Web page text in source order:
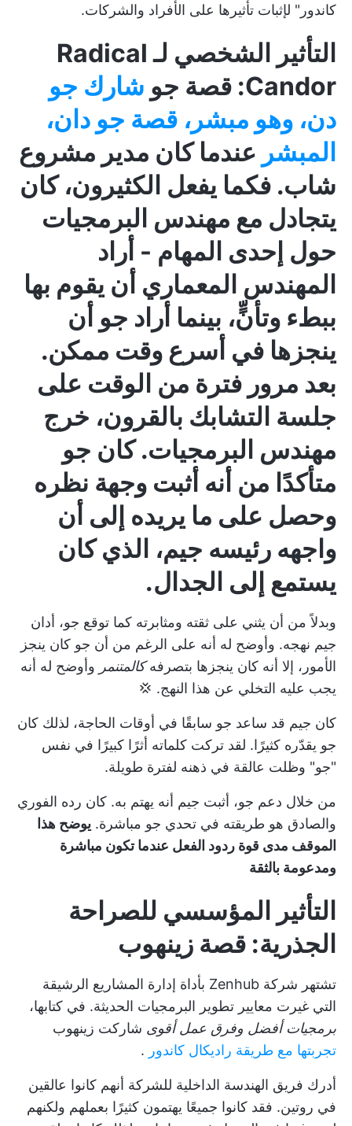
كاندور" لإثبات تأثيرها على الأفراد والشركات.
التأثير الشخصي لـ Radical
Candor: قصة جو
شارك جو
دن، وهو مبشر، قصة جو دان،
المبشر عندما كان مدير مشروع
شاب. فكما يفعل الكثيرون، كان
يتجادل مع مهندس البرمجيات
حول إحدى المهام - أراد
المهندس المعماري أن يقوم بها
ببطء وتأنٍّ، بينما أراد جو أن
ينجزها في أسرع وقت ممكن.
بعد مرور فترة من الوقت على
جلسة التشابك بالقرون، خرج
مهندس البرمجيات. كان جو
متأكدًا من أنه أثبت وجهة نظره
وحصل على ما يريده إلى أن
واجهه رئيسه جيم، الذي كان
يستمع إلى الجدال.
وبدلاً من أن يثني على ثقته ومثابرته كما توقع جو، أدان
جيم نهجه. وأوضح له أنه على الرغم من أن جو كان ينجز
الأمور، إلا أنه كان ينجزها بتصرفهكالمتنمر وأوضح له أنه
يجب عليه التخلي عن هذا النهج. 💢
كان جيم قد ساعد جو سابقًا في أوقات الحاجة، لذلك كان
جو يقدّره كثيرًا. لقد تركت كلماته أثرًا كبيرًا في نفس
"جو" وظلت عالقة في ذهنه لفترة طويلة.
من خلال دعم جو، أثبت جيم أنه يهتم به. كان رده الفوري
والصادق هو طريقته في تحدي جو مباشرة. يوضح هذا
الموقف مدى قوة ردود الفعل عندما تكون مباشرة
ومدعومة بالثقة
التأثير المؤسسي للصراحة
الجذرية: قصة زينهوب
تشتهر شركة Zenhub بأداة إدارة المشاريع الرشيقة
التي غيرت معايير تطوير البرمجيات الحديثة. في كتابها،
برمجيات أفضل وفرق عمل أقوى شاركت زينهوب
تجربتها مع طريقة راديكال كاندور .
أدرك فريق الهندسة الداخلية للشركة أنهم كانوا عالقين
في روتين. فقد كانوا جميعًا يهتمون كثيرًا بعملهم ولكنهم